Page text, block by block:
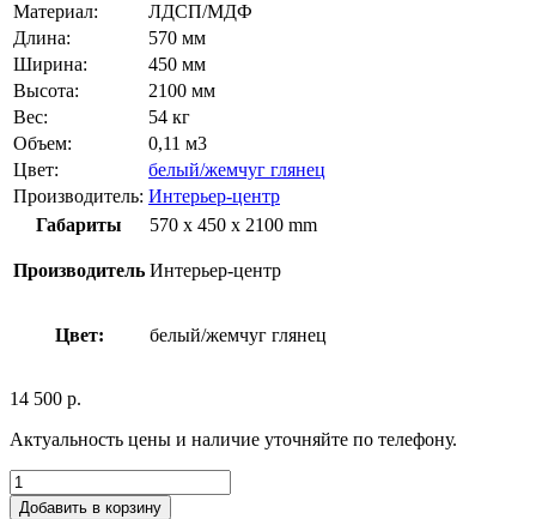
Материал:
ЛДСП/МДФ
Длина:
570 мм
Ширина:
450 мм
Высота:
2100 мм
Вес:
54 кг
Объем:
0,11 м3
Цвет:
белый/жемчуг глянец
Производитель: Интерьер-центр
Габариты
570 x 450 x 2100 mm
Производитель Интерьер-центр
Цвет: белый/жемчуг глянец
14 500 р.
Актуальность цены и наличие уточняйте по телефону.
Добавить в корзину